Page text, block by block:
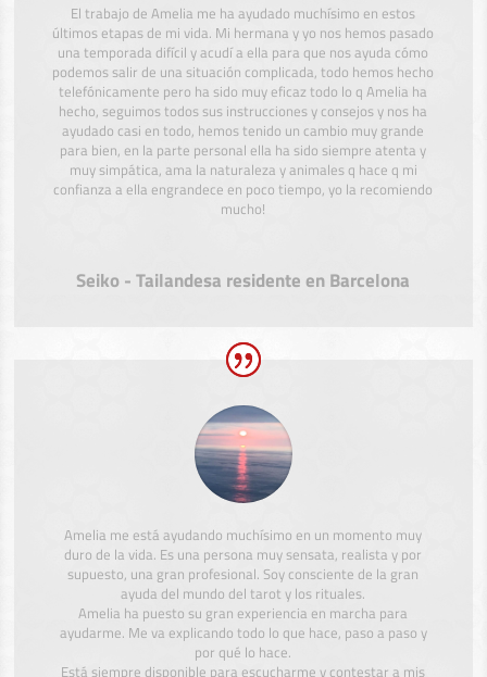
El trabajo de Amelia me ha ayudado muchísimo en estos
últimos etapas de mi vida. Mi hermana y yo nos hemos pasado
una temporada difícil y acudí a ella para que nos ayuda cómo
podemos salir de una situación complicada, todo hemos hecho
telefónicamente pero ha sido muy eficaz todo lo q Amelia ha
hecho, seguimos todos sus instrucciones y consejos y nos ha
ayudado casi en todo, hemos tenido un cambio muy grande
para bien, en la parte personal ella ha sido siempre atenta y
muy simpática, ama la naturaleza y animales q hace q mi
confianza a ella engrandece en poco tiempo, yo la recomiendo
mucho!
Seiko - Tailandesa residente en Barcelona
Amelia me está ayudando muchísimo en un momento muy
duro de la vida. Es una persona muy sensata, realista y por
supuesto, una gran profesional. Soy consciente de la gran
ayuda del mundo del tarot y los rituales.
Amelia ha puesto su gran experiencia en marcha para
ayudarme. Me va explicando todo lo que hace, paso a paso y
por qué lo hace.
Está siempre disponible para escucharme y contestar a mis